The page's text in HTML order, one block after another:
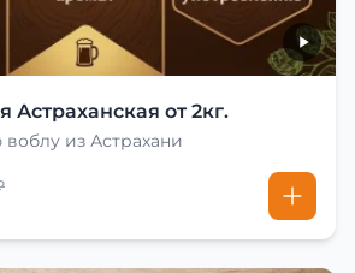
Астраханская от 2кг.
из Астрахани